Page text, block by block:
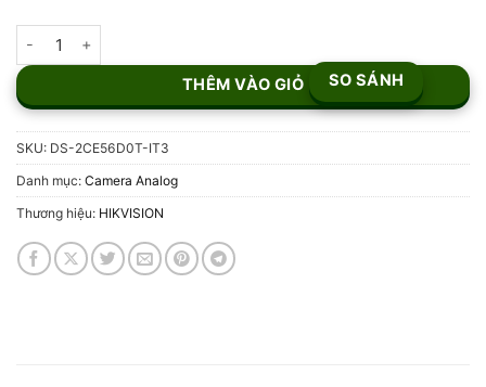
THÊM VÀO GIỎ SO SÁNH
SKU: DS-2CE56D0T-IT3
Danh mục: Camera Analog
Thương hiệu: HIKVISION